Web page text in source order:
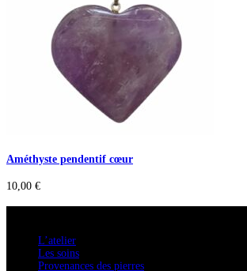
Améthyste pendentif cœur
10,00 €
L’atelier
Les soins
Provenances des pierres